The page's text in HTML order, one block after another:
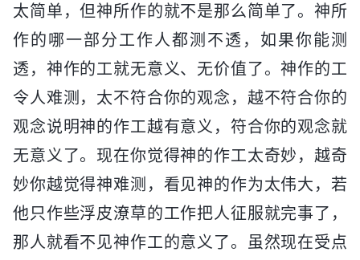
太简单，但神所作的就不是那么简单了。神所
作的哪一部分工作人都测不透，如果你能测
透，神作的工就无意义、无价值了。神作的工
令人难测，太不符合你的观念，越不符合你的
观念说明神的作工越有意义，符合你的观念就
无意义了。现在你觉得神的作工太奇妙，越奇
妙你越觉得神难测，看见神的作为太伟大，若
他只作些浮皮潦草的工作把人征服就完事了，
那人就看不见神作工的意义了。虽然现在受点